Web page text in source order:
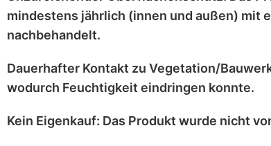
mindestens jährlich (innen und außen) mit
nachbehandelt.
Dauerhafter Kontakt zu Vegetation/
wodurch Feuchtigkeit eindringen konnte.
Kein Eigenkauf: Das Produkt wurde nicht